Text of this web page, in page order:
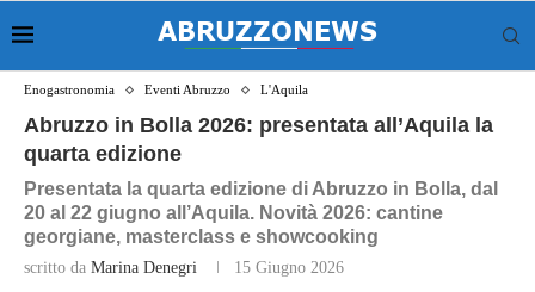
Enogastronomia Eventi Abruzzo L'Aquila
Abruzzo in Bolla 2026: presentata all’Aquila la
quarta edizione
Presentata la quarta edizione di Abruzzo in Bolla, dal
20 al 22 giugno all’Aquila. Novità 2026: cantine
georgiane, masterclass e showcooking
scritto da Marina Denegri 15 Giugno 2026